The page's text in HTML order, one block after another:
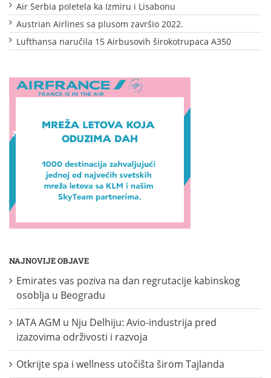
Air Serbia poletela ka Izmiru i Lisabonu
Austrian Airlines sa plusom završio 2022.
Lufthansa naručila 15 Airbusovih širokotrupaca A350
NAJNOVIJE OBJAVE
Emirates vas poziva na dan regrutacije kabinskog
osoblja u Beogradu
IATA AGM u Nju Delhiju: Avio-industrija pred
izazovima održivosti i razvoja
Otkrijte spa i wellness utočišta širom Tajlanda